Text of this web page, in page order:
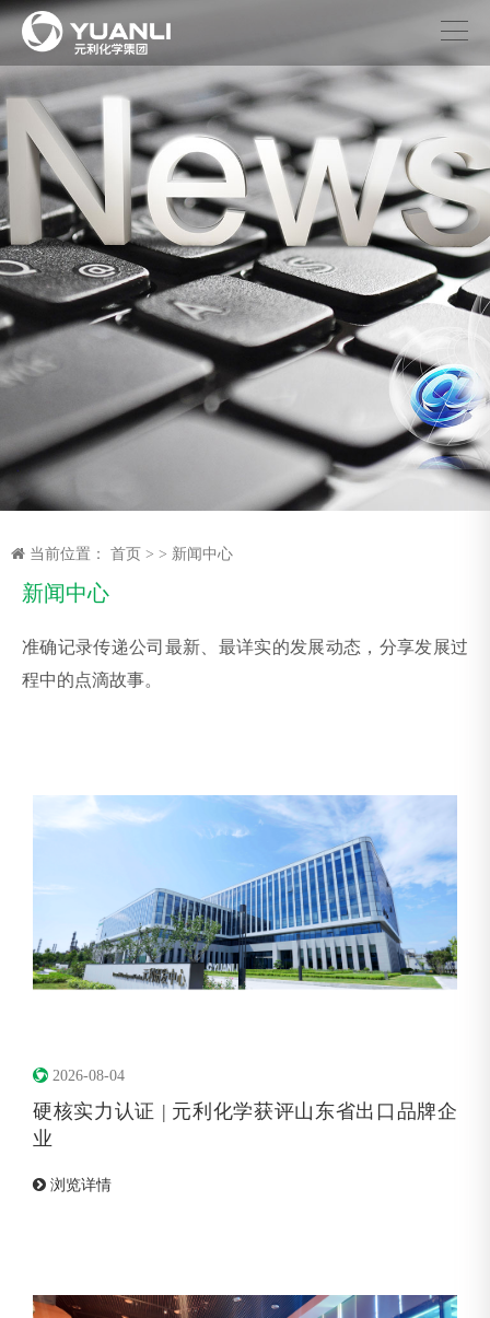
当前位置： 首页 > > 新闻中心
新闻中心
准确记录传递公司最新、最详实的发展动态，分享发展过
程中的点滴故事。
2026-08-04
硬核实力认证 | 元利化学获评山东省出口品牌企
业
浏览详情